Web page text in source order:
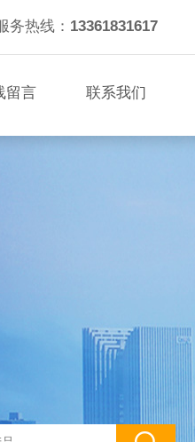
务热线： 13361831617
留言 联系我们